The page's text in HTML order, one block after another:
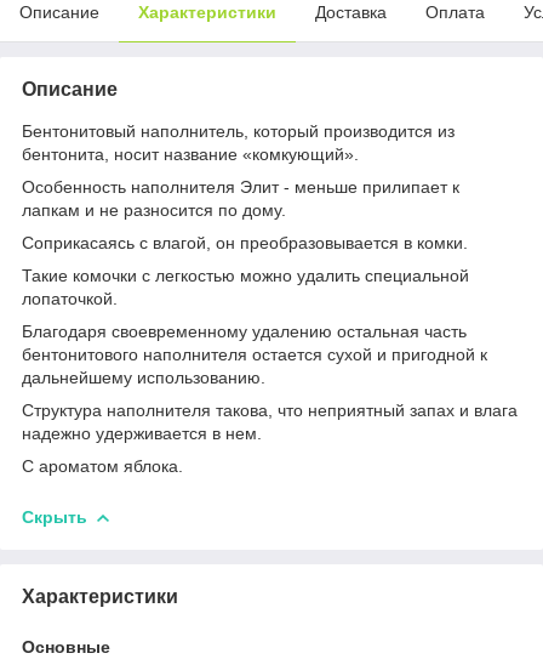
Описание Характеристики Доставка Оплата
Описание
Бентонитовый наполнитель, который производится из
бентонита, носит название «комкующий».
Особенность наполнителя Элит - меньше прилипает к
лапкам и не разносится по дому.
Соприкасаясь с влагой, он преобразовывается в комки.
Такие комочки с легкостью можно удалить специальной
лопаточкой.
Благодаря своевременному удалению остальная часть
бентонитового наполнителя остается сухой и пригодной к
дальнейшему использованию.
Структура наполнителя такова, что неприятный запах и влага
надежно удерживается в нем.
С ароматом яблока.
Скрыть
Характеристики
Основные